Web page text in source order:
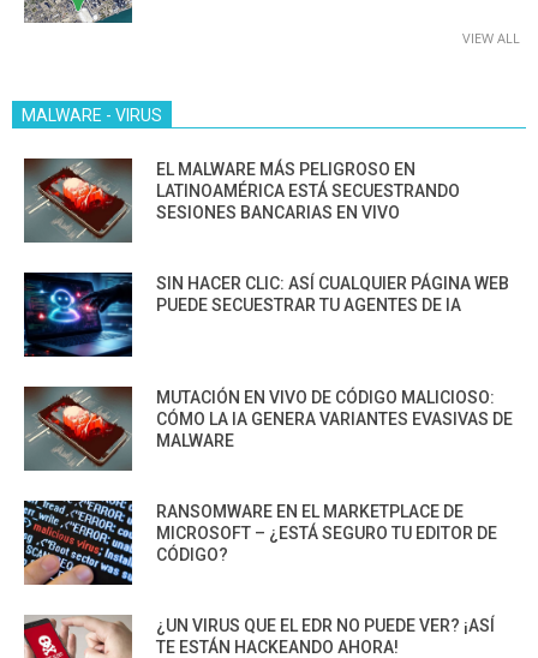
VIEW ALL
MALWARE - VIRUS
EL MALWARE MÁS PELIGROSO EN
LATINOAMÉRICA ESTÁ SECUESTRANDO
SESIONES BANCARIAS EN VIVO
SIN HACER CLIC: ASÍ CUALQUIER PÁGINA WEB
PUEDE SECUESTRAR TU AGENTES DE IA
MUTACIÓN EN VIVO DE CÓDIGO MALICIOSO:
CÓMO LA IA GENERA VARIANTES EVASIVAS DE
MALWARE
RANSOMWARE EN EL MARKETPLACE DE
MICROSOFT – ¿ESTÁ SEGURO TU EDITOR DE
CÓDIGO?
¿UN VIRUS QUE EL EDR NO PUEDE VER? ¡ASÍ
TE ESTÁN HACKEANDO AHORA!